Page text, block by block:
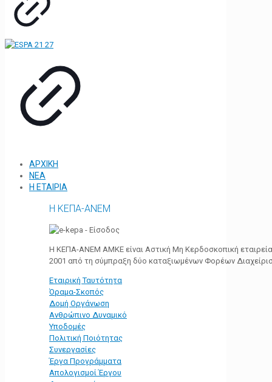
ΑΡΧΙΚΗ
ΝΕΑ
Η ΕΤΑΙΡΙΑ
Η ΚΕΠΑ-ΑΝΕΜ
Η ΚΕΠΑ-ΑΝΕΜ ΑΜΚΕ είναι Αστική Μη Κερδοσκοπική
2001 από τη σύμπραξη δύο καταξιωμένων Φορέων
Εταιρική Ταυτότητα
Όραμα-Σκοπός
Δομή Οργάνωση
Ανθρώπινο Δυναμικό
Υποδομές
Πολιτική Ποιότητας
Συνεργασίες
Έργα Προγράμματα
Απολογισμοί Έργου